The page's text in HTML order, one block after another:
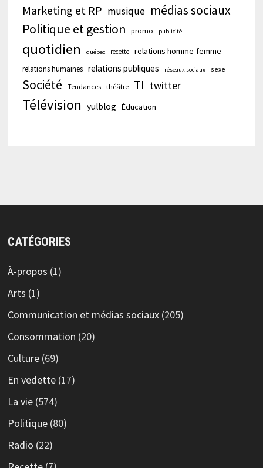
Marketing et RP musique médias sociaux
Politique et gestion
promo publicité
quotidien québec recette relations homme-femme
relations humaines relations publiques réseaux sociaux sexe
Société Tendances théâtre TI twitter
Télévision yulblog Éducation
CATÉGORIES
À-propos (1)
Arts (1)
Communication et médias sociaux(205)
Consommation (20)
Culture(69)
En vedette(17)
La vie(574)
Politique(80)
Radio (22)